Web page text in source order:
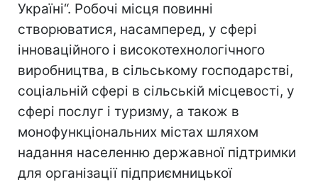
Україні“. Робочі місця повинні
створюватися, насамперед, у сфері
інноваційного і високотехнологічного
виробництва, в сільському господарстві,
соціальній сфері в сільській місцевості, у
сфері послуг і туризму, а також в
монофункціональних містах шляхом
надання населенню державної підтримки
для організації підприємницької